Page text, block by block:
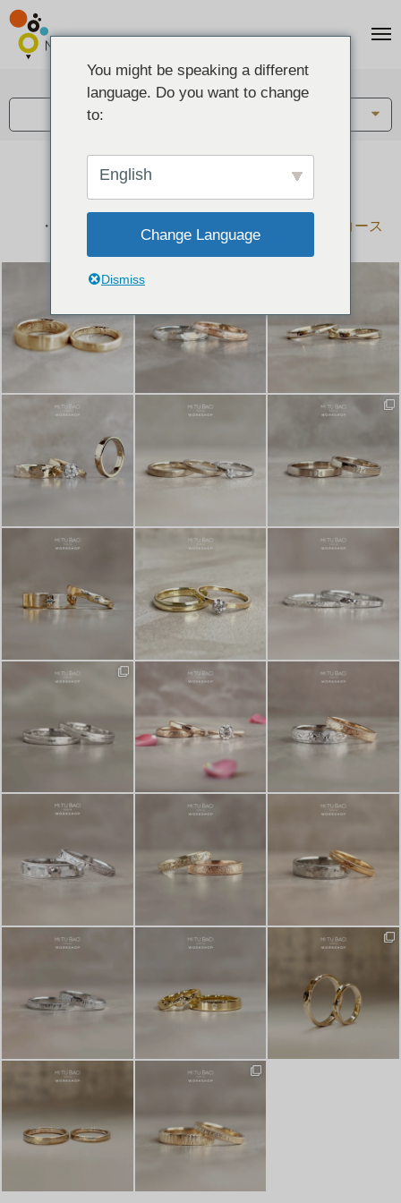
結婚指輪とペアリングのデザイン集
下記コースで手作りされた作品をご紹介します
手作り結婚指輪コース
手作りペアリングコース
You might be speaking a different
language. Do you want to change
to:
English
Change Language
Dismiss